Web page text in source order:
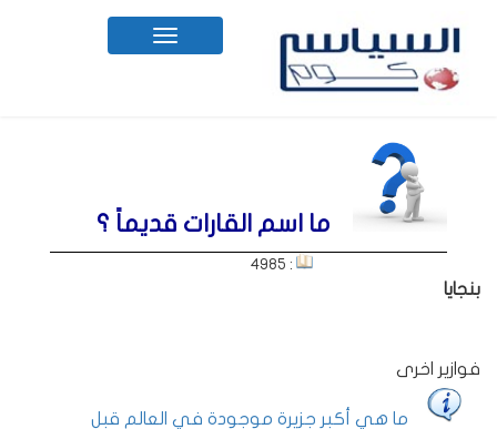
Toggle
navigation
ما اسم القارات قديماً ؟
: 4985
بنجايا
فوازير اخرى
ما هي أكبر جزيرة موجودة في العالم قبل